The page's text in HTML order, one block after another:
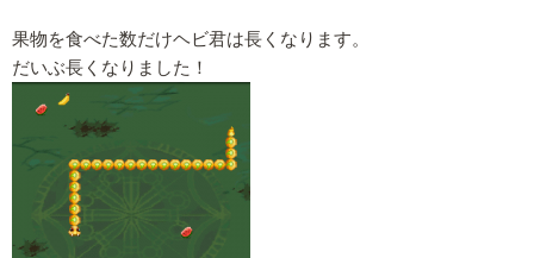
果物を食べた数だけヘビ君は長くなります。
だいぶ長くなりました！